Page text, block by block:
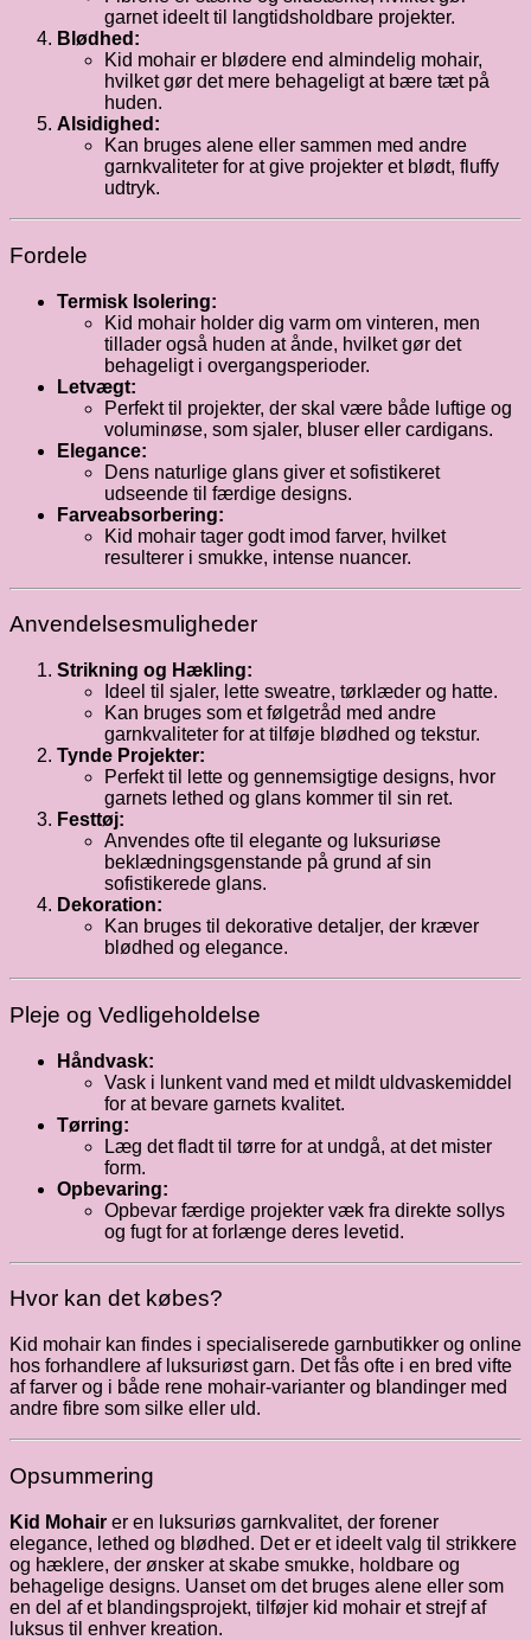
garnet ideelt til langtidsholdbare projekter.
Blødhed:
Kid mohair er blødere end almindelig mohair,
hvilket gør det mere behageligt at bære tæt på
huden.
Alsidighed:
Kan bruges alene eller sammen med andre
garnkvaliteter for at give projekter et blødt, fluffy
udtryk.
Fordele
Termisk Isolering:
Kid mohair holder dig varm om vinteren, men
tillader også huden at ånde, hvilket gør det
behageligt i overgangsperioder.
Letvægt:
Perfekt til projekter, der skal være både luftige og
voluminøse, som sjaler, bluser eller cardigans.
Elegance:
Dens naturlige glans giver et sofistikeret
udseende til færdige designs.
Farveabsorbering:
Kid mohair tager godt imod farver, hvilket
resulterer i smukke, intense nuancer.
Anvendelsesmuligheder
Strikning og Hækling:
Ideel til sjaler, lette sweatre, tørklæder og hatte.
Kan bruges som et følgetråd med andre
garnkvaliteter for at tilføje blødhed og tekstur.
Tynde Projekter:
Perfekt til lette og gennemsigtige designs, hvor
garnets lethed og glans kommer til sin ret.
Festtøj:
Anvendes ofte til elegante og luksuriøse
beklædningsgenstande på grund af sin
sofistikerede glans.
Dekoration:
Kan bruges til dekorative detaljer, der kræver
blødhed og elegance.
Pleje og Vedligeholdelse
Håndvask:
Vask i lunkent vand med et mildt uldvaskemiddel
for at bevare garnets kvalitet.
Tørring:
Læg det fladt til tørre for at undgå, at det mister
form.
Opbevaring:
Opbevar færdige projekter væk fra direkte sollys
og fugt for at forlænge deres levetid.
Hvor kan det købes?
Kid mohair kan findes i specialiserede garnbutikker og online
hos forhandlere af luksuriøst garn. Det fås ofte i en bred vifte
af farver og i både rene mohair-varianter og blandinger med
andre fibre som silke eller uld.
Opsummering
Kid Mohair er en luksuriøs garnkvalitet, der forener
elegance, lethed og blødhed. Det er et ideelt valg til strikkere
og hæklere, der ønsker at skabe smukke, holdbare og
behagelige designs. Uanset om det bruges alene eller som
en del af et blandingsprojekt, tilføjer kid mohair et strejf af
luksus til enhver kreation.